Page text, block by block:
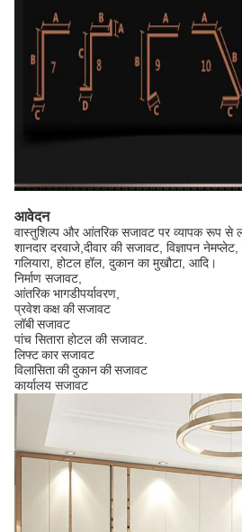
आवेदन
वास्तुशिल्प और आंतरिक सजावट पर व्यापक रूप से
शानदार दरवाजे, दीवार की सजावट, विज्ञापन
गलियारा, होटल हॉल, दुकान का मुखौटा, आदि।
निर्माण सजावट,
आंतरिक भागडीपर्यावरण
प्रवेश कक्ष की सजावट
लॉबी सजावट
पांच सितारा होटल की सजावट.
लिफ्ट कार सजावट
विलासिता की दुकान की सजावट
कार्यालय सजावट